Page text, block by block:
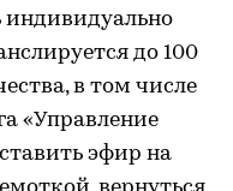
до 100
в том числе
«Управление
эфир на